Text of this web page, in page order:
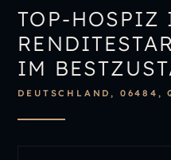
IMMOBILIE
TOP-HOSPIZ
IM
DEUTSCHLAND, 06484,